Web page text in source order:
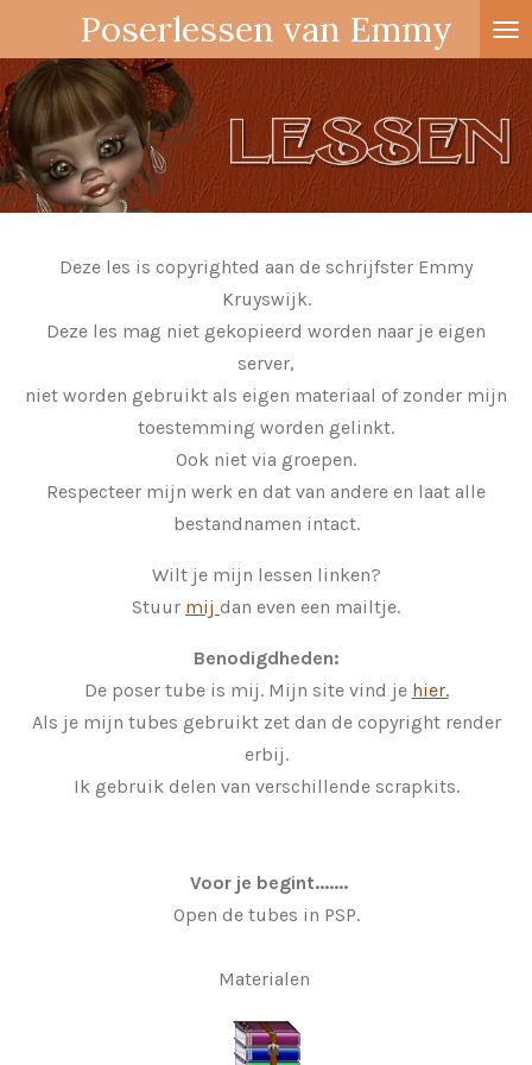
direct
naar
de
hoofdinhoud
Poserlessen van Emmy
Deze les is copyrighted aan de schrijfster Emmy
Kruyswijk.
Deze les mag niet gekopieerd worden naar je eigen
server,
niet worden gebruikt als eigen materiaal of zonder mijn
toestemming worden gelinkt.
Ook niet via groepen.
Respecteer mijn werk en dat van andere en laat alle
bestandnamen intact.
Wilt je mijn lessen linken?
Stuur mij dan even een mailtje.
Benodigdheden:
De poser tube is mij. Mijn site vind je hier.
Als je mijn tubes gebruikt zet dan de copyright render
erbij.
Ik gebruik delen van verschillende scrapkits.
Voor je begint.......
Open de tubes in PSP.
Materialen